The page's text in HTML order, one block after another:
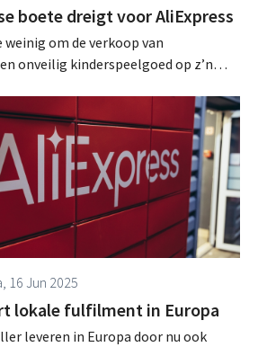
boete dreigt voor AliExpress
om de verkoop van
onveilig kinderspeelgoed op z’n
geen afdoende maatregelen
boete. .
16 Jun 2025
lokale fulfilment in Europa
leveren in Europa door nu ook